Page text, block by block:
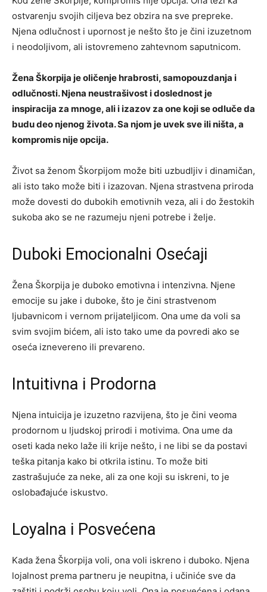
ostvarenju svojih ciljeva bez obzira na sve prepreke.
Njena odlučnost i upornost je nešto što je čini izuzetnom
i neodoljivom, ali istovremeno zahtevnom saputnicom.
Žena Škorpija je oličenje hrabrosti, samopouzdanja i
odlučnosti. Njena neustrašivost i doslednost je
inspiracija za mnoge, ali i izazov za one koji se odluče da
budu deo njenog života. Sa njom je uvek sve ili ništa, a
kompromis nije opcija.
Život sa ženom Škorpijom može biti uzbudljiv i dinamičan,
ali isto tako može biti i izazovan. Njena strastvena priroda
može dovesti do dubokih emotivnih veza, ali i do žestokih
sukoba ako se ne razumeju njeni potrebe i želje.
Duboki Emocionalni Osećaji
Žena Škorpija je duboko emotivna i intenzivna. Njene
emocije su jake i duboke, što je čini strastvenom
ljubavnicom i vernom prijateljicom. Ona ume da voli sa
svim svojim bićem, ali isto tako ume da povredi ako se
oseća iznevereno ili prevareno.
Intuitivna i Prodorna
Njena intuicija je izuzetno razvijena, što je čini veoma
prodornom u ljudskoj prirodi i motivima. Ona ume da
oseti kada neko laže ili krije nešto, i ne libi se da postavi
teška pitanja kako bi otkrila istinu. To može biti
zastrašujuće za neke, ali za one koji su iskreni, to je
oslobađajuće iskustvo.
Loyalna i Posvećena
Kada žena Škorpija voli, ona voli iskreno i duboko. Njena
lojalnost prema partneru je neupitna, i učiniće sve da